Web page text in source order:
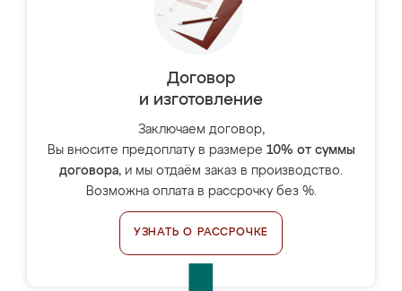
Договор
и изготовление
Заключаем договор,
Вы вносите предоплату в размере 10% от суммы
договора, и мы отдаём заказ в производство.
Возможна оплата в рассрочку без %.
УЗНАТЬ О РАССРОЧКЕ